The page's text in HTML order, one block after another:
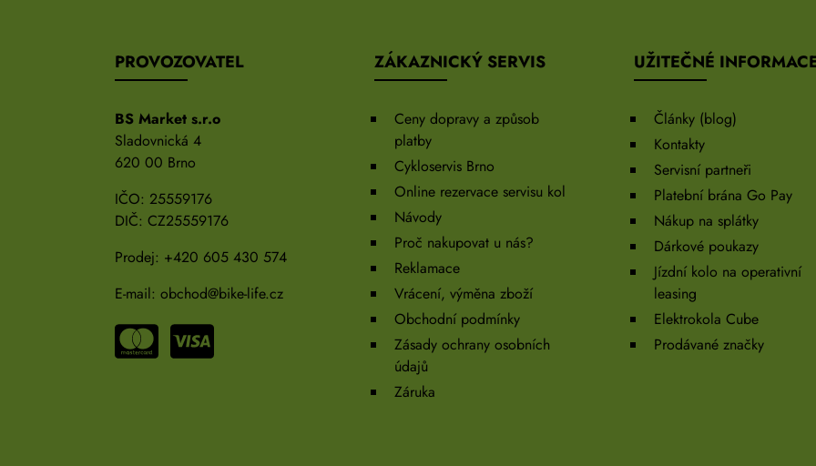
PROVOZOVATEL
BS Market s.r.o
Sladovnická 4
620 00 Brno
IČO: 25559176
DIČ: CZ25559176
Prodej: +420 605 430 574
E-mail: obchod@bike-life.cz
ZÁKAZNICKÝ SERVIS
Ceny dopravy a způsob
platby
Cykloservis Brno
Online rezervace servisu kol
Návody
Proč nakupovat u nás?
Reklamace
Vrácení, výměna zboží
Obchodní podmínky
Zásady ochrany osobních
údajů
Záruka
UŽITEČNÉ
Články (blog)
Kontakty
Servisní partneři
Platební brána Go Pay
Nákup na splátky
Dárkové poukazy
Jízdní kolo na operativní
leasing
Elektrokola Cube
Prodávané značky